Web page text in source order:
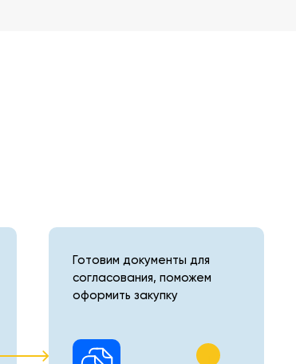
Готовим документы для
согласования, поможем
оформить закупку